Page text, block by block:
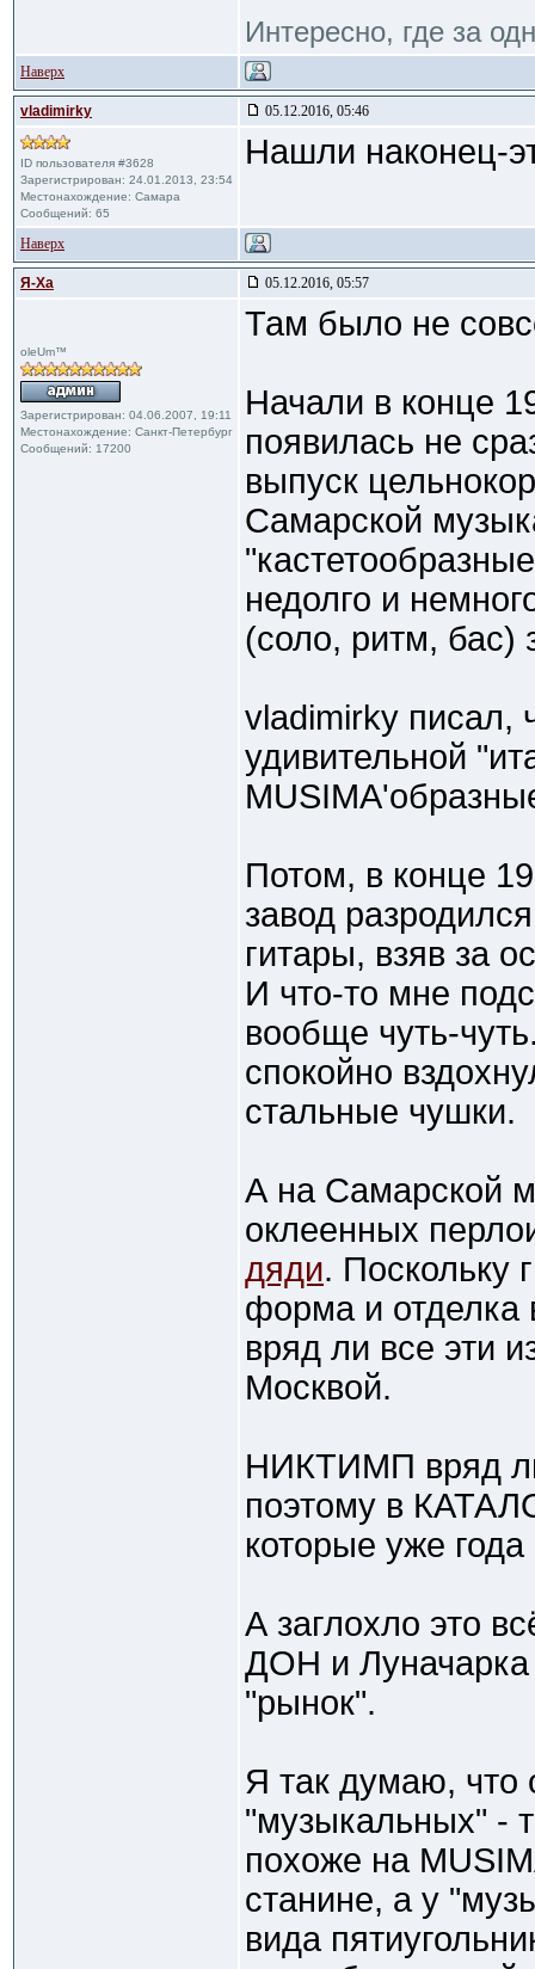
Интересно, где за
Наверх
vladimirky 05.12.2016, 05:46
ID пользователя #3628
Зарегистрирован: 24.01.2013, 23:54
Местонахождение: Самара
Сообщений: 65
Нашли наконец-
Наверх
Я-Ха 05.12.2016, 05:57
oleUm™
Зарегистрирован: 04.06.2007, 19:11
Местонахождение: Санкт-Петербург
Сообщений: 17200
Там было не
Начали в конце
появилась не
выпуск
Самарской
недолго и
(соло, ритм, бас)
vladimirky писал,
удивительной
Потом, в конце
завод
гитары, взяв за
И что-то мне
вообще чуть-
спокойно
стальные чушки.
А на Самарской
оклеенных
дяди. Поскольку
форма и отделка
вряд ли все эти
Москвой.
НИКТИМП вряд
поэтому в
которые уже
А заглохло это
ДОН и Луначарка
"рынок".
Я так думаю, что
"музыкальных" -
похоже на
станине, а у
вида